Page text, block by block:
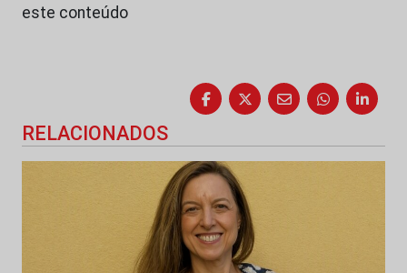
este conteúdo
RELACIONADOS